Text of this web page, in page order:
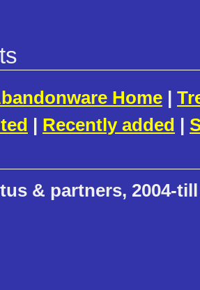
Home |
| Recently added |
& partners, 2004-